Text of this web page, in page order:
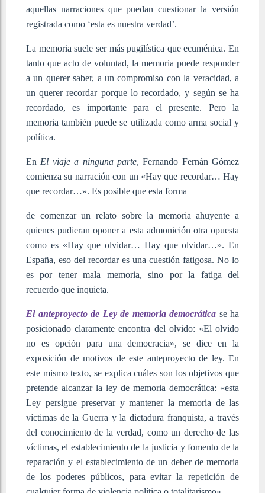
aquellas narraciones que puedan cuestionar la versión
registrada como ‘esta es nuestra verdad’.
La memoria suele ser más pugilística que ecuménica. En
tanto que acto de voluntad, la memoria puede responder
a un querer saber, a un compromiso con la veracidad, a
un querer recordar porque lo recordado, y según se ha
recordado, es importante para el presente. Pero la
memoria también puede se utilizada como arma social y
política.
En El viaje a ninguna parte, Fernando Fernán Gómez
comienza su narración con un «Hay que recordar… Hay
que recordar…». Es posible que esta forma
de comenzar un relato sobre la memoria ahuyente a
quienes pudieran oponer a esta admonición otra opuesta
como es «Hay que olvidar… Hay que olvidar…». En
España, eso del recordar es una cuestión fatigosa. No lo
es por tener mala memoria, sino por la fatiga del
recuerdo que inquieta.
El anteproyecto de Ley de memoria democrática se ha
posicionado claramente encontra del olvido: «El olvido
no es opción para una democracia», se dice en la
exposición de motivos de este anteproyecto de ley. En
este mismo texto, se explica cuáles son los objetivos que
pretende alcanzar la ley de memoria democrática: «esta
Ley persigue preservar y mantener la memoria de las
víctimas de la Guerra y la dictadura franquista, a través
del conocimiento de la verdad, como un derecho de las
víctimas, el establecimiento de la justicia y fomento de la
reparación y el establecimiento de un deber de memoria
de los poderes públicos, para evitar la repetición de